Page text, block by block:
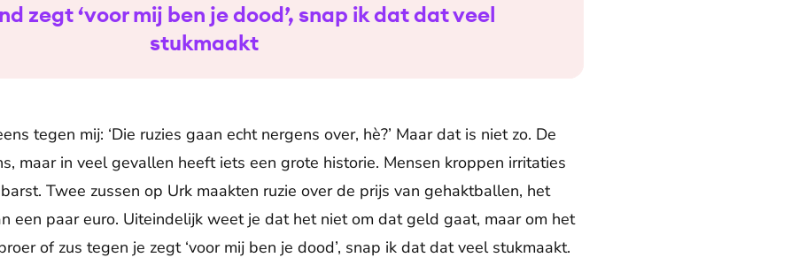
zegt ‘voor mij ben je dood’, snap ik dat dat veel
stukmaakt
tegen mij: ‘Die ruzies gaan echt nergens over, hè?’ Maar dat is niet zo. De
maar in veel gevallen heeft iets een grote historie. Mensen kroppen irritaties
Twee zussen op Urk maakten ruzie over de prijs van gehaktballen, het
een paar euro. Uiteindelijk weet je dat het niet om dat geld gaat, maar om het
of zus tegen je zegt ‘voor mij ben je dood’, snap ik dat dat veel stukmaakt.